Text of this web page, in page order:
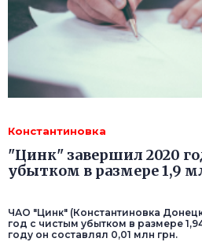
Константиновка
"Цинк" завершил 2020
убытком в размере 1,9
ЧАО "Цинк" (Константиновка
год с чистым убытком в размере
году он составлял 0,01 млн грн.